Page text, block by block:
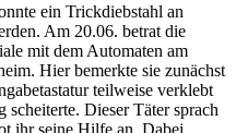
ein Trickdiebstahl an
Am 20.06. betrat die
mit dem Automaten am
Hier bemerkte sie zunächst
teilweise verklebt
scheiterte. Dieser Täter sprach
ihr seine Hilfe an. Dabei